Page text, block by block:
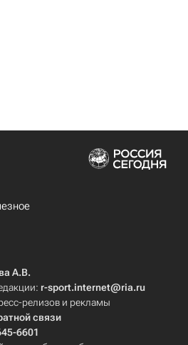
А.В.
r-sport.internet@ria.ru
релизов и рекламы
связи
6601